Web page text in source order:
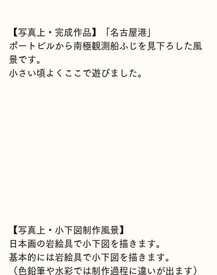
【写真上・完成作品】「名古屋港」
ポートビルから南極観測船ふじを見下ろした風
景です。
【写真上・小下図制作風景】
日本画の岩絵具で小下図を描きます。
基本的には岩絵具で小下図を描きます。